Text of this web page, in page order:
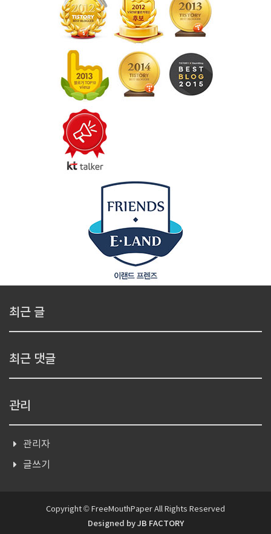
최근 글
최근 댓글
관리
관리자
글쓰기
Copyright © FreeMouthPaper All Rights Reserved
Designed byJB FACTORY